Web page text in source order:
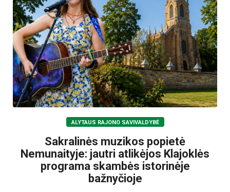
ALYTAUS RAJONO SAVIVALDYBĖ
Sakralinės muzikos popietė
Nemunaityje: jautri atlikėjos Klajoklės
programa skambės istorinėje
bažnyčioje